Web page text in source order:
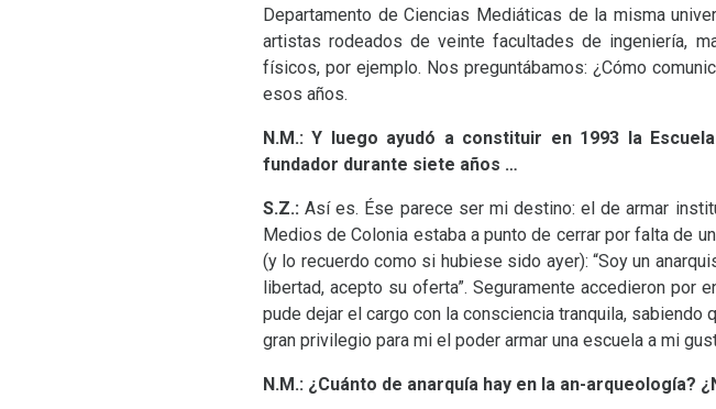
Departamento de Ciencias Mediáticas de la misma
artistas rodeados de veinte facultades de ingeniería,
físicos, por ejemplo. Nos preguntábamos: ¿Cómo
esos años.
N.M.: Y luego ayudó a constituir en 1993 la
fundador durante siete años …
S.Z.:Así es. Ése parece ser mi destino: el de armar
Medios de Colonia estaba a punto de cerrar por falta de
(y lo recuerdo como si hubiese sido ayer): “Soy un
libertad, acepto su oferta”. Seguramente accedieron por
pude dejar el cargo con la consciencia tranquila, sabiendo
gran privilegio para mi el poder armar una escuela a mi
N.M.: ¿Cuánto de anarquía hay en la an-arqueología?